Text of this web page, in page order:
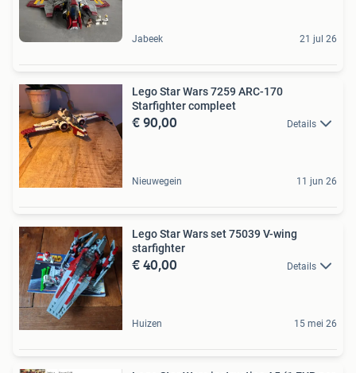
Jabeek 21 jul 26
Lego Star Wars 7259 ARC-170
Starfighter compleet
€ 90,00 Details
Nieuwegein 11 jun 26
Lego Star Wars set 75039 V-wing
starfighter
€ 40,00 Details
Huizen 15 mei 26